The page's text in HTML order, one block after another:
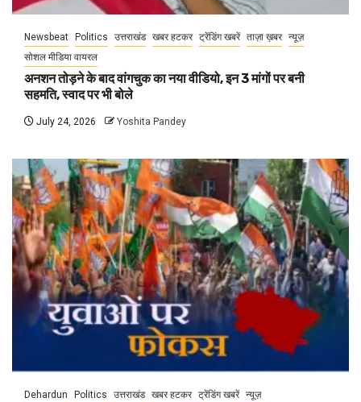
Newsbeat Politics उत्तराखंड खबर हटकर ट्रेंडिंग खबरें ताज़ा ख़बर न्यूज़
सोशल मीडिया वायरल
अनशन तोड़ने के बाद वांगचुक का नया वीडियो, इन 3 मांगों पर बनी
सहमति, स्वाद पर भी बोले
July 24, 2026 Yoshita Pandey
Dehardun Politics उत्तराखंड खबर हटकर ट्रेंडिंग खबरें न्यूज़